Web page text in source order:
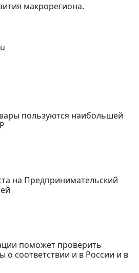
макрорегиона.
пользуются наибольшей
на Предпринимательский
поможет проверить
о соответствии и в России и в